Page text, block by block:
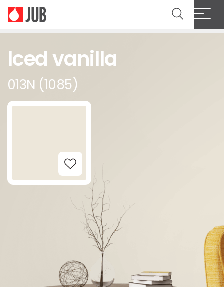
Iced vanilla
013N (1085)
Add to Wishlist